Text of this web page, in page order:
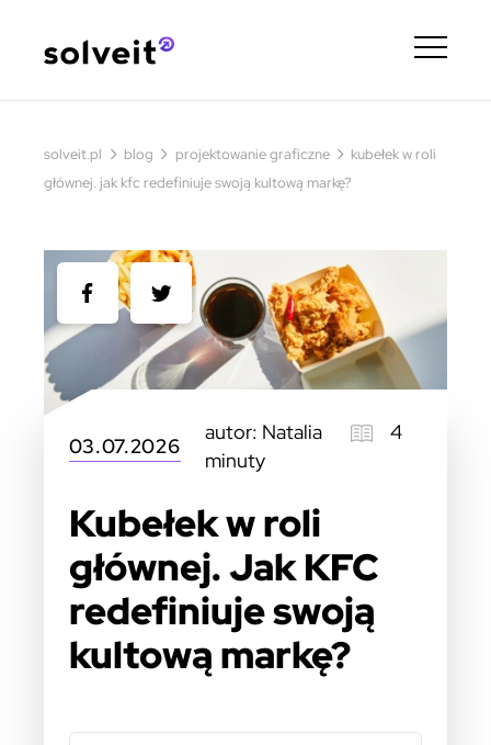
solveit.pl › blog › projektowanie graficzne › kubełek w roli
głównej. jak kfc redefiniuje swoją kultową markę?
03.07.2026
autor: Natalia
4
minuty
Kubełek w roli
głównej. Jak KFC
redefiniuje swoją
kultową markę?